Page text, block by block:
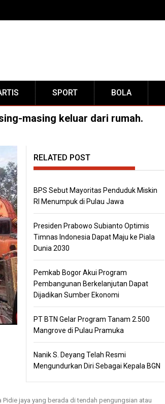
Jawa
SPORT BOLA
masing keluar dari rumah.
RELATED POST
BPS Sebut Mayoritas Penduduk Miskin
RI Menumpuk di Pulau Jawa
Presiden Prabowo Subianto Optimis
Timnas Indonesia Dapat Maju ke Piala
Dunia 2030
Pemkab Bogor Akui Program
Pembangunan Berkelanjutan Dapat
Dijadikan Sumber Ekonomi
PT BTN Gelar Program Tanam 2.500
Mangrove di Pulau Pramuka
Nanik S. Deyang Telah Resmi
Mengundurkan Diri Sebagai Kepala BGN
jaya yang berada di tendah pengungsian atau